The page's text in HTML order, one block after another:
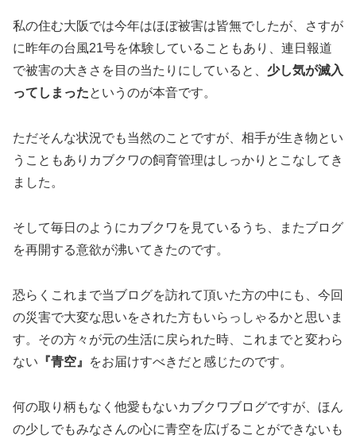
私の住む大阪では今年はほぼ被害は皆無でしたが、さすが
に昨年の台風21号を体験していることもあり、連日報道
で被害の大きさを目の当たりにしていると、 少し気が滅入
ってしまったというのが本音です。
ただそんな状況でも当然のことですが、相手が生き物とい
うこともありカブクワの飼育管理はしっかりとこなしてき
ました。
そして毎日のようにカブクワを見ているうち、またブログ
を再開する意欲が沸いてきたのです。
恐らくこれまで当ブログを訪れて頂いた方の中にも、今回
の災害で大変な思いをされた方もいらっしゃるかと思いま
す。その方々が元の生活に戻られた時、これまでと変わら
ない 『青空』 をお届けすべきだと感じたのです。
何の取り柄もなく他愛もないカブクワブログですが、ほん
の少しでもみなさんの心に青空を広げることができないも